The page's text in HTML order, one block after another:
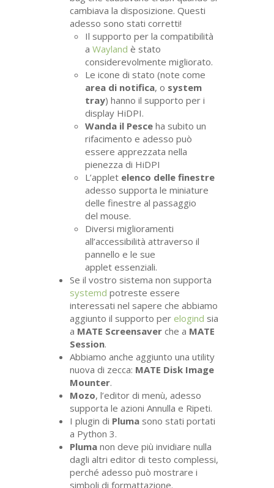
cambiava la disposizione. Questi
adesso sono stati corretti!
Il supporto per la compatibilità
aWayland è stato
considerevolmente migliorato.
Le icone di stato (note come
area di notifica, o system
tray) hanno il supporto per i
display HiDPI.
Wanda il Pesce ha subito un
rifacimento e adesso può
essere apprezzata nella
pienezza di HiDPI
L’applet elenco delle finestre
adesso supporta le miniature
delle finestre al passaggio
del mouse.
Diversi miglioramenti
all’accessibilità attraverso il
pannello e le sue
applet essenziali.
Se il vostro sistema non supporta
systemd potreste essere
interessati nel sapere che abbiamo
aggiunto il supporto perelogind sia
a MATE Screensaver che a MATE
Session.
Abbiamo anche aggiunto una utility
nuova di zecca: MATE Disk Image
Mounter.
Mozo, l’editor di menù, adesso
supporta le azioni Annulla e Ripeti.
I plugin di Pluma sono stati portati
a Python 3.
Pluma non deve più invidiare nulla
dagli altri editor di testo complessi,
perché adesso può mostrare i
simboli di formattazione.